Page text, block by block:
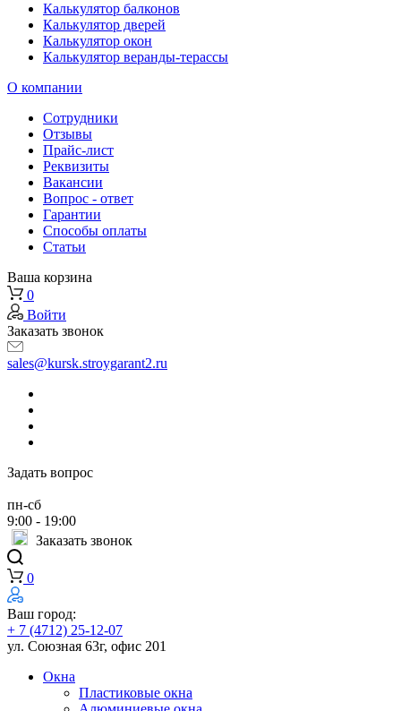
Калькулятор балконов
Калькулятор дверей
Калькулятор окон
Калькулятор веранды-терассы
О компании
Сотрудники
Отзывы
Прайс-лист
Реквизиты
Вакансии
Вопрос - ответ
Гарантии
Способы оплаты
Статьи
Ваша корзина
0
Войти
Заказать звонок
sales@kursk.stroygarant2.ru
Задать вопрос
пн-сб
9:00 - 19:00
Заказать звонок
0
Ваш город:
+ 7 (4712) 25-12-07
ул. Союзная 63г, офис 201
Окна
Пластиковые окна